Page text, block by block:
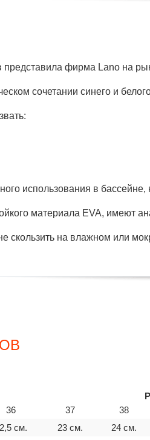
фирма Lano на
сочетании синего и
использования в
материала EVA, имеют
скользить на влажном или
36 37 38
см. 23 см. 24 см.